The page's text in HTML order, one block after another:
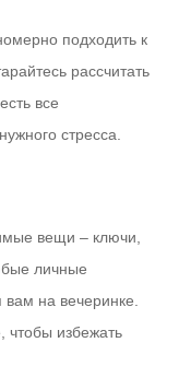
подходить к
рассчитать
все
стресса.
вещи – ключи,
личные
на вечеринке.
чтобы избежать